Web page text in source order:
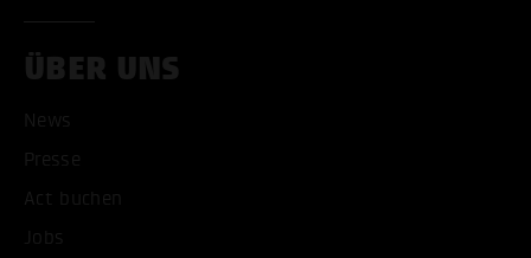
ÜBER UNS
News
Presse
Act buchen
Jobs